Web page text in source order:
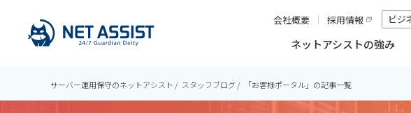
ネットアシストの強み
会社概要 採用情報 ビジ
サーバー運用保守のネットアシスト スタッフブログ 「お客様ポータル」の記事一覧